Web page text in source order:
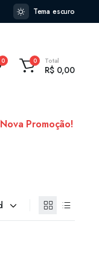
Tema escuro
0 0 Total
R$0,00
Nova Promoção!